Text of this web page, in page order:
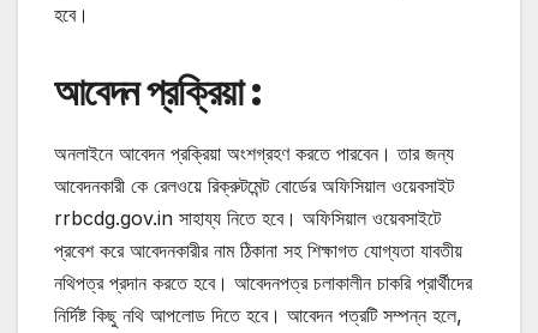
হবে।
আবেদন প্রক্রিয়া :
অনলাইনে আবেদন প্রক্রিয়া অংশগ্রহণ করতে পারবেন। তার জন্য
আবেদনকারী কে রেলওয়ে রিক্রুটমেন্ট বোর্ডের অফিসিয়াল ওয়েবসাইট
rrbcdg.gov.in সাহায্য নিতে হবে। অফিসিয়াল ওয়েবসাইটে
প্রবেশ করে আবেদনকারীর নাম ঠিকানা সহ শিক্ষাগত যোগ্যতা যাবতীয়
নথিপত্র প্রদান করতে হবে। আবেদনপত্র চলাকালীন চাকরি প্রার্থীদের
নির্দিষ্ট কিছু নথি আপলোড দিতে হবে। আবেদন পত্রটি সম্পন্ন হলে,